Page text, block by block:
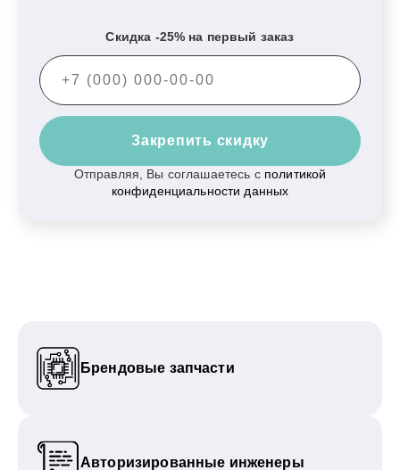
Скидка -25% на первый заказ
Закрепить скидку
Отправляя, Вы соглашаетесь с политикой
конфиденциальности данных
Брендовые запчасти
Авторизированные инженеры